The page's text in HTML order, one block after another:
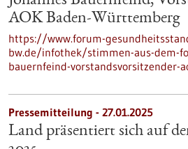
AOK Baden-Württemberg
https://www.forum-
bw.de/infothek/stimmen-aus-dem-
bauernfeind-vorstandsvorsitzender-
Pressemitteilung - 27.01.2025
Land präsentiert sich auf